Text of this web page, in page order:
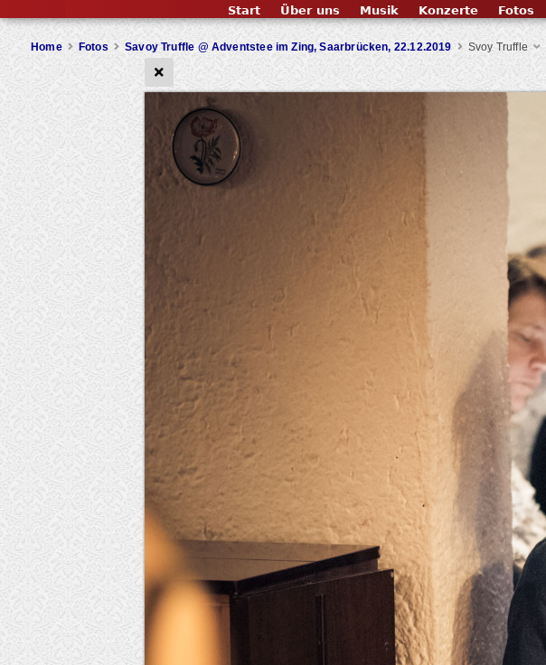
Home Fotos Savoy Truffle @ Adventstee im Zing, Saarbrücken, 22.12.2019 Svoy Truffle
Start Über uns Musik Konzerte Fotos